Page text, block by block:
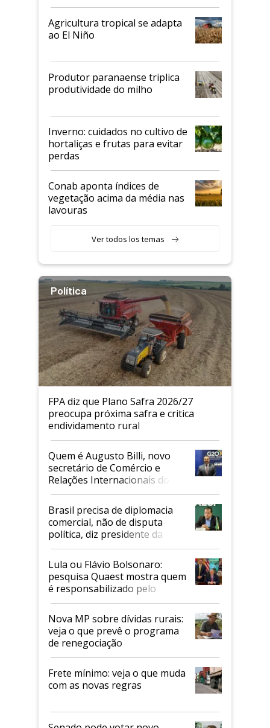
Agricultura tropical se adapta
ao El Niño
Produtor paranaense triplica
produtividade do milho
Inverno: cuidados no cultivo de
hortaliças e frutas para evitar
perdas
Conab aponta índices de
vegetação acima da média nas
lavouras
Ver todos los temas
Política
FPA diz que Plano Safra 2026/27
preocupa próxima safra e critica
endividamento rural
Quem é Augusto Billi, novo
secretário de Comércio e
Relações Internacionais do
Mapa
Brasil precisa de diplomacia
comercial, não de disputa
política, diz presidente da
Faesp
Lula ou Flávio Bolsonaro:
pesquisa Quaest mostra quem
é responsabilizado pelo
tarifaço dos EUA
Nova MP sobre dívidas rurais:
veja o que prevê o programa
de renegociação
Frete mínimo: veja o que muda
com as novas regras